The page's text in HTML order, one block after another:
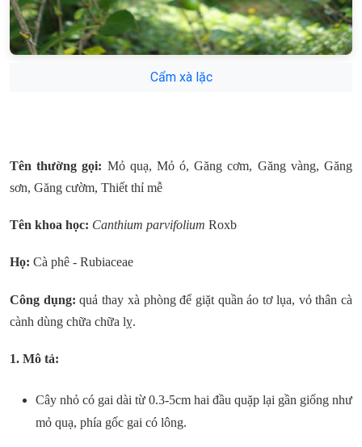
Cẩm xà lặc
Tên thường gọi: Mỏ quạ, Mỏ ó, Găng cơm, Găng vàng, Găng
sơn, Găng cườm, Thiết thỉ mễ
Tên khoa học: Canthium parvifolium Roxb
Họ: Cà phê - Rubiaceae
Công dụng: quả thay xà phòng để giặt quần áo tơ lụa, vỏ thân cà
cành dùng chữa chữa lỵ.
1. Mô tả:
Cây nhỏ có gai dài từ 0.3-5cm hai đầu quặp lại gần giống như
mỏ quạ, phía gốc gai có lông.